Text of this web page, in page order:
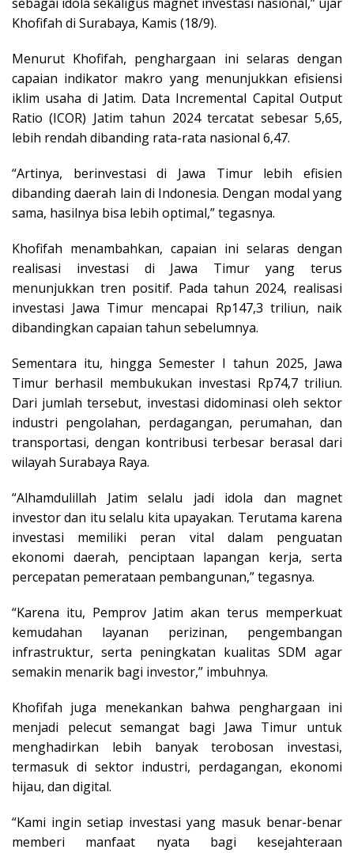
Khofifah di Surabaya, Kamis (18/9).
Menurut Khofifah, penghargaan ini selaras dengan
capaian indikator makro yang menunjukkan efisiensi
iklim usaha di Jatim. Data Incremental Capital Output
Ratio (ICOR) Jatim tahun 2024 tercatat sebesar 5,65,
lebih rendah dibanding rata-rata nasional 6,47.
“Artinya, berinvestasi di Jawa Timur lebih efisien
dibanding daerah lain di Indonesia. Dengan modal yang
sama, hasilnya bisa lebih optimal,” tegasnya.
Khofifah menambahkan, capaian ini selaras dengan
realisasi investasi di Jawa Timur yang terus
menunjukkan tren positif. Pada tahun 2024, realisasi
investasi Jawa Timur mencapai Rp147,3 triliun, naik
dibandingkan capaian tahun sebelumnya.
Sementara itu, hingga Semester I tahun 2025, Jawa
Timur berhasil membukukan investasi Rp74,7 triliun.
Dari jumlah tersebut, investasi didominasi oleh sektor
industri pengolahan, perdagangan, perumahan, dan
transportasi, dengan kontribusi terbesar berasal dari
wilayah Surabaya Raya.
“Alhamdulillah Jatim selalu jadi idola dan magnet
investor dan itu selalu kita upayakan. Terutama karena
investasi memiliki peran vital dalam penguatan
ekonomi daerah, penciptaan lapangan kerja, serta
percepatan pemerataan pembangunan,” tegasnya.
“Karena itu, Pemprov Jatim akan terus memperkuat
kemudahan layanan perizinan, pengembangan
infrastruktur, serta peningkatan kualitas SDM agar
semakin menarik bagi investor,” imbuhnya.
Khofifah juga menekankan bahwa penghargaan ini
menjadi pelecut semangat bagi Jawa Timur untuk
menghadirkan lebih banyak terobosan investasi,
termasuk di sektor industri, perdagangan, ekonomi
hijau, dan digital.
“Kami ingin setiap investasi yang masuk benar-benar
memberi manfaat nyata bagi kesejahteraan